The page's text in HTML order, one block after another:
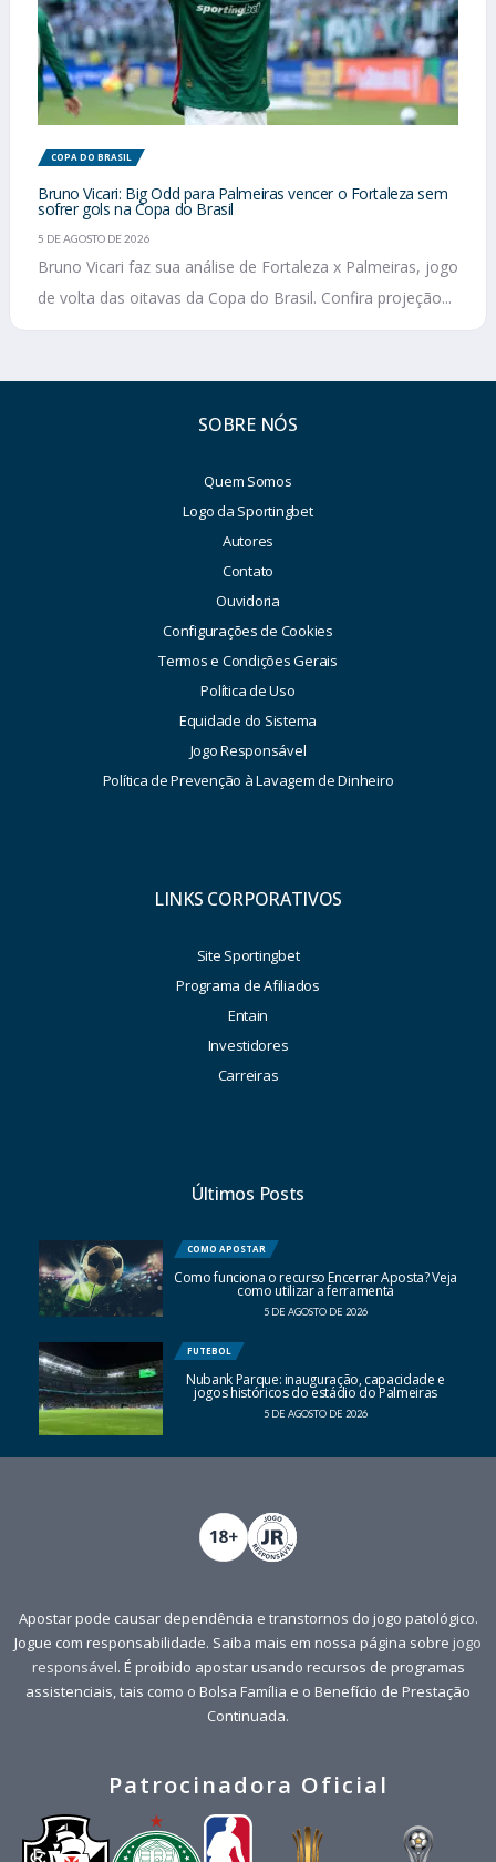
COPA DO BRASIL
Bruno Vicari: Big Odd para Palmeiras vencer o Fortaleza sem
sofrer gols na Copa do Brasil
5 DE AGOSTO DE 2026
Bruno Vicari faz sua análise de Fortaleza x Palmeiras, jogo
de volta das oitavas da Copa do Brasil. Confira projeção...
SOBRE NÓS
Quem Somos
Logo da Sportingbet
Autores
Contato
Ouvidoria
Configurações de Cookies
Termos e Condições Gerais
Política de Uso
Equidade do Sistema
Jogo Responsável
Política de Prevenção à Lavagem de Dinheiro
LINKS CORPORATIVOS
Site Sportingbet
Programa de Afiliados
Entain
Investidores
Carreiras
Últimos Posts
COMO APOSTAR
Como funciona o recurso Encerrar Aposta? Veja
como utilizar a ferramenta
5 DE AGOSTO DE 2026
FUTEBOL
Nubank Parque: inauguração, capacidade e
jogos históricos do estádio do Palmeiras
5 DE AGOSTO DE 2026
Apostar pode causar dependência e transtornos do jogo patológico.
Jogue com responsabilidade. Saiba mais em nossa página sobre jogo
responsável. É proibido apostar usando recursos de programas
assistenciais, tais como o Bolsa Família e o Benefício de Prestação
Continuada.
Patrocinadora Oficial